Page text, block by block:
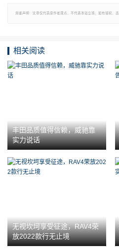
郑重声明：文章仅代表原作者观点，不代表本站立场；如有侵权、
相关阅读
丰田品质值得信赖，威驰靠
实力说话
无视坎坷享受征途，RAV4荣
放2022款行无止境